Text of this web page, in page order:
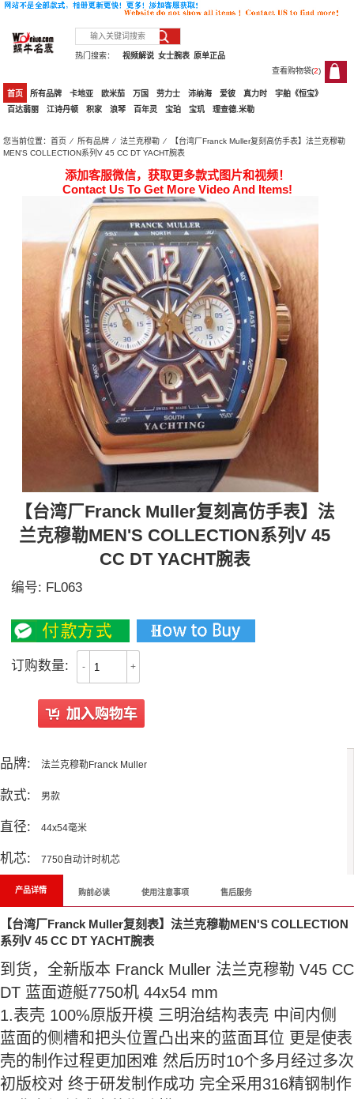
热门搜索： 原单正品
女士腕表
视频解说
查看购物袋(2)
2
首页 所有品牌 卡地亚 欧米茄 万国 劳力士 沛纳海 爱彼 真力时
宇舶《恒宝》
百达翡丽
江诗丹顿 积家 浪琴 百年灵 宝珀 宝玑 理查德.米勒
您当前位置：首页 ⁄所有品牌 ⁄法兰克穆勒 ⁄ 【台湾厂Franck Muller复刻高仿手表】法兰克穆勒
MEN'S COLLECTION系列V 45 CC DT YACHT腕表
添加客服微信，获取更多款式图片和视频！
Contact Us To Get More Video And Items!
【台湾厂Franck Muller复刻高仿手表】法
兰克穆勒MEN'S COLLECTION系列V 45
CC DT YACHT腕表
编号: FL063
订购数量: - +
品牌: 法兰克穆勒Franck Muller
款式: 男款
直径: 44x54毫米
机芯: 7750自动计时机芯
产品详情 购前必读 使用注意事项 售后服务
【台湾厂Franck Muller复刻表】法兰克穆勒MEN'S COLLECTION
系列V 45 CC DT YACHT腕表
到货，全新版本 Franck Muller 法兰克穆勒 V45 CC
DT 蓝面遊艇7750机 44x54 mm
1.表壳 100%原版开模 三明治结构表壳 中间内侧
蓝面的侧槽和把头位置凸出来的蓝面耳位 更是使表
壳的制作过程更加困难 然后历时10个多月经过多次
初版校对 终于研发制作成功 完全采用316精钢制作